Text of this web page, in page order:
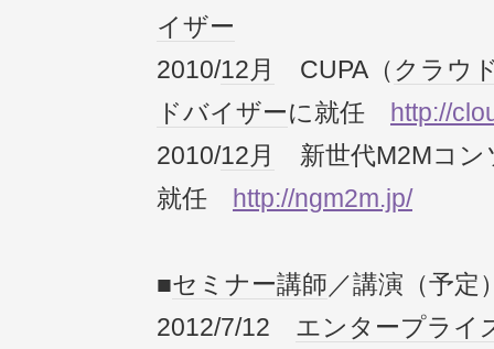
イザー
2010/12月 CUPA（クラウ
ドバイザーに就任
http://
2010/12月
新世代M2Mコン
就任
http://ngm2m.jp/
■セミナー講師／講演（予定
2012/7/12 エンタープライ